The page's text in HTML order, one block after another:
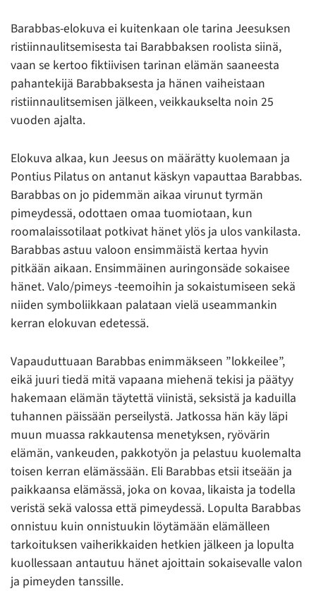
Barabbas-elokuva ei kuitenkaan ole tarina Jeesuksen
ristiinnaulitsemisesta tai Barabbaksen roolista siinä,
vaan se kertoo fiktiivisen tarinan elämän saaneesta
pahantekijä Barabbaksesta ja hänen vaiheistaan
ristiinnaulitsemisen jälkeen, veikkaukselta noin 25
vuoden ajalta.
Elokuva alkaa, kun Jeesus on määrätty kuolemaan ja
Pontius Pilatus on antanut käskyn vapauttaa Barabbas.
Barabbas on jo pidemmän aikaa virunut tyrmän
pimeydessä, odottaen omaa tuomiotaan, kun
roomalaissotilaat potkivat hänet ylös ja ulos vankilasta.
Barabbas astuu valoon ensimmäistä kertaa hyvin
pitkään aikaan. Ensimmäinen auringonsäde sokaisee
hänet. Valo/pimeys -teemoihin ja sokaistumiseen sekä
niiden symboliikkaan palataan vielä useammankin
kerran elokuvan edetessä.
Vapauduttuaan Barabbas enimmäkseen ”lokkeilee”,
eikä juuri tiedä mitä vapaana miehenä tekisi ja päätyy
hakemaan elämän täytettä viinistä, seksistä ja kaduilla
tuhannen päissään perseilystä. Jatkossa hän käy läpi
muun muassa rakkautensa menetyksen, ryövärin
elämän, vankeuden, pakkotyön ja pelastuu kuolemalta
toisen kerran elämässään. Eli Barabbas etsii itseään ja
paikkaansa elämässä, joka on kovaa, likaista ja todella
veristä sekä valossa että pimeydessä. Lopulta Barabbas
onnistuu kuin onnistuukin löytämään elämälleen
tarkoituksen vaiherikkaiden hetkien jälkeen ja lopulta
kuollessaan antautuu hänet ajoittain sokaisevalle valon
ja pimeyden tanssille.